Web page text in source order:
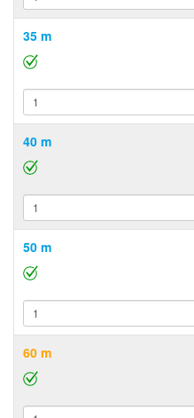
35 m
40 m
50 m
60 m